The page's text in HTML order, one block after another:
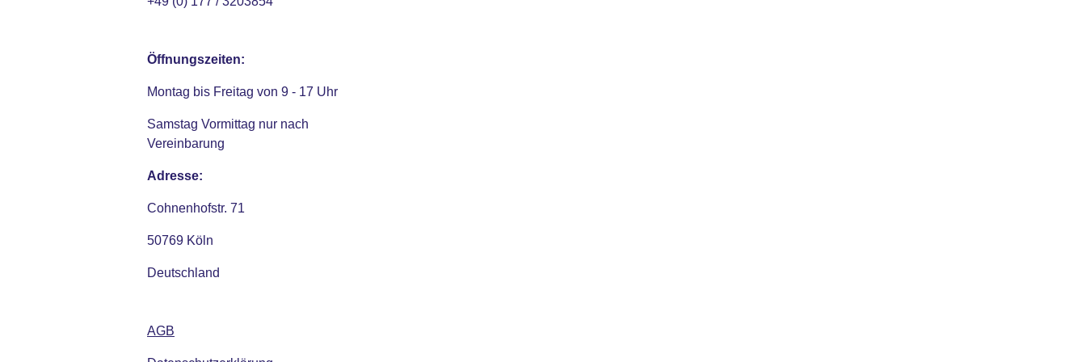
Öffnungszeiten:
Montag bis Freitag von 9 - 17 Uhr
Samstag Vormittag nur nach
Vereinbarung
Adresse:
Cohnenhofstr. 71
50769 Köln
Deutschland
AGB